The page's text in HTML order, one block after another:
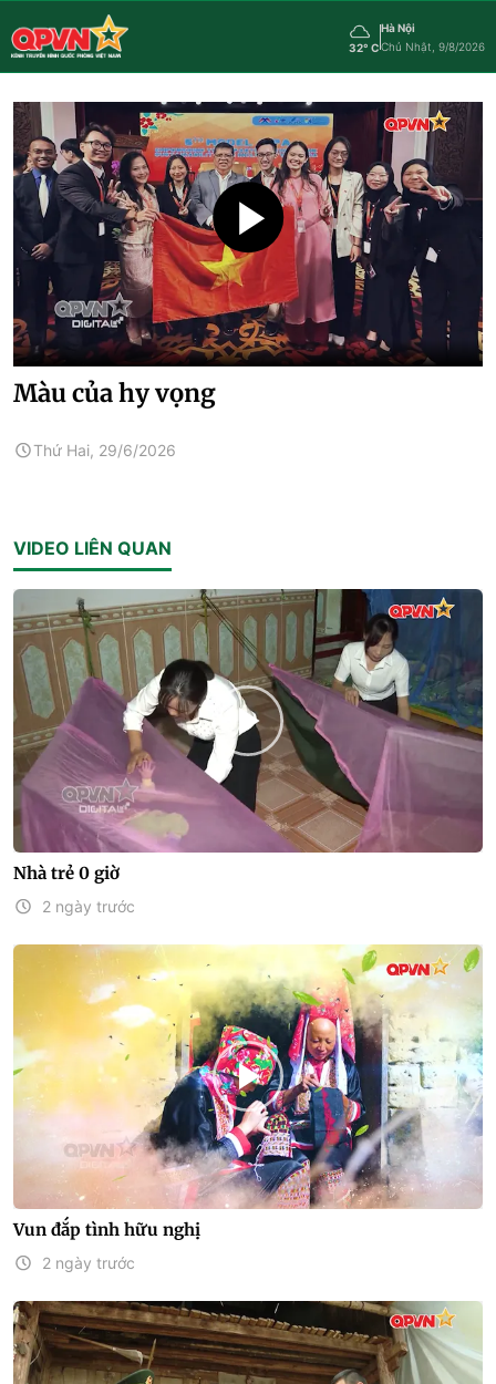
32° C
Hà Nội
Chủ Nhật, 9/8/2026
Màu của hy vọng
Thứ Hai, 29/6/2026
VIDEO LIÊN QUAN
Nhà trẻ 0 giờ
2 ngày trước
Vun đắp tình hữu nghị
2 ngày trước